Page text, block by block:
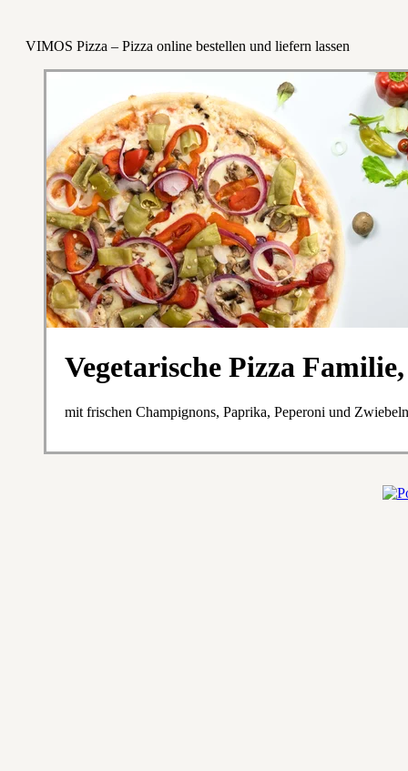
VIMOS Pizza – Pizza online bestellen und liefern lassen
Vegetarische Pizza
mit frischen Champignons, Paprika, Peperoni und Zwiebeln